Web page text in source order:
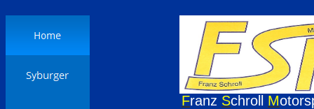
Franz Schroll M